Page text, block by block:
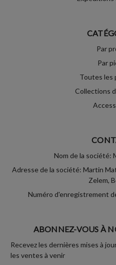
Par
Par
Toutes les
Collections
Nom de la société:
Adresse de la société: Martin
Zelem,
Numéro d'enregistrement
ABONNEZ-VOUS À
Recevez les dernières mises à
les ventes à venir